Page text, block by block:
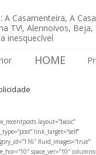
A Casamenteira, A
TV!, Alennoivos, Beja,
inesquecível
HOME
layout=”basic”
link_target=”self”
fluid_images=”true”
space_ver=”10″